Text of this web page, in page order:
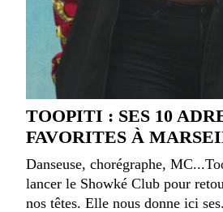
TOOPITI : SES 10
FAVORITES À
Danseuse, chorégraphe,
lancer le Showké Club pour
nos têtes. Elle nous donne ici